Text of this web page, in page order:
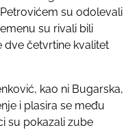
su odolevali
su rivali bili
dve četvrtine kvalitet
kao ni Bugarska,
i plasira se među
su pokazali zube